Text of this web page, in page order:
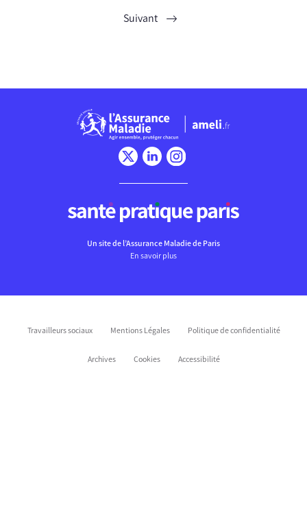
Suivant
Un site de l’Assurance Maladie de Paris
En savoir plus
Travailleurs sociaux Mentions Légales Politique de confidentialité
Archives Cookies Accessibilité